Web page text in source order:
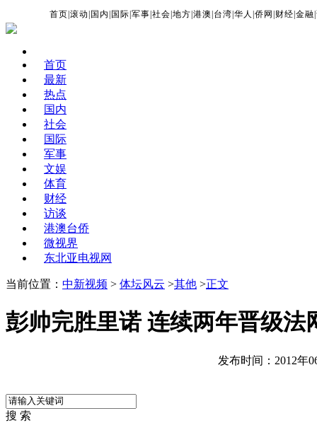
首页 |滚动 国内 国际 |军事 |社会 |地方 |港澳 台湾 |华人 |侨网 财经 |金融 |
首页
最新
热点
国内
社会
国际
军事
文娱
体育
财经
访谈
港澳台侨
微视界
东北亚电视网
当前位置： 中新视频 > 体坛风云 >其他 >正文
彭帅完胜里诺 连续两年晋级法
发布时间：2012年
搜 索